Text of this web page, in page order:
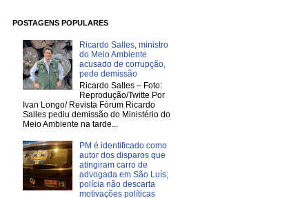
POSTAGENS POPULARES
Ricardo Salles, ministro
do Meio Ambiente
acusado de corrupção,
pede demissão
Ricardo Salles – Foto:
Reprodução/Twitte Por
Ivan Longo/ Revista Fórum Ricardo
Salles pediu demissão do Ministério do
Meio Ambiente na tarde...
PM é identificado como
autor dos disparos que
atingiram carro de
advogada em São Luís;
polícia não descarta
motivações políticas